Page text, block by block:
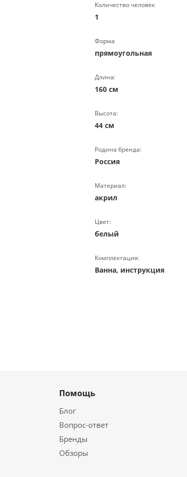
Количество человек
1
Форма
прямоугольная
Длина:
160 см
Высота:
44 см
Родина бренда:
Россия
Материал:
акрил
Цвет:
белый
Комплектация:
Ванна, инструкция
Помощь
Блог
Вопрос-ответ
Бренды
Обзоры